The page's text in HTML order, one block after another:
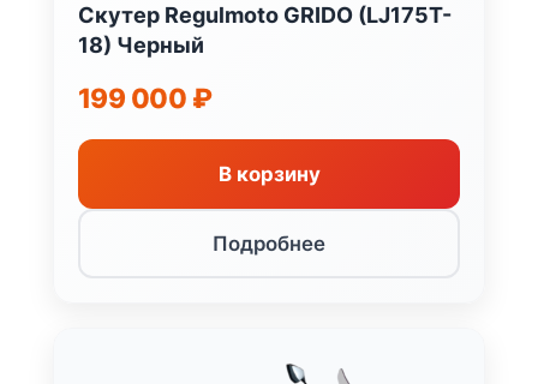
Скутер Regulmoto GRIDO (LJ175T-
18) Черный
199 000 ₽
В корзину
Подробнее